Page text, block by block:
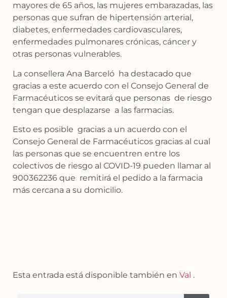
mayores de 65 años, las mujeres embarazadas, las
personas que sufran de hipertensión arterial,
diabetes, enfermedades cardiovasculares,
enfermedades pulmonares crónicas, cáncer y
otras personas vulnerables.
La consellera Ana Barceló ha destacado que
gracias a este acuerdo con el Consejo General de
Farmacéuticos se evitará que personas de riesgo
tengan que desplazarse a las farmacias.
Esto es posible gracias a un acuerdo con el
Consejo General de Farmacéuticos gracias al cual
las personas que se encuentren entre los
colectivos de riesgo al COVID-19 pueden llamar al
900362236 que remitirá el pedido a la farmacia
más cercana a su domicilio.
Esta entrada está disponible también en Val .